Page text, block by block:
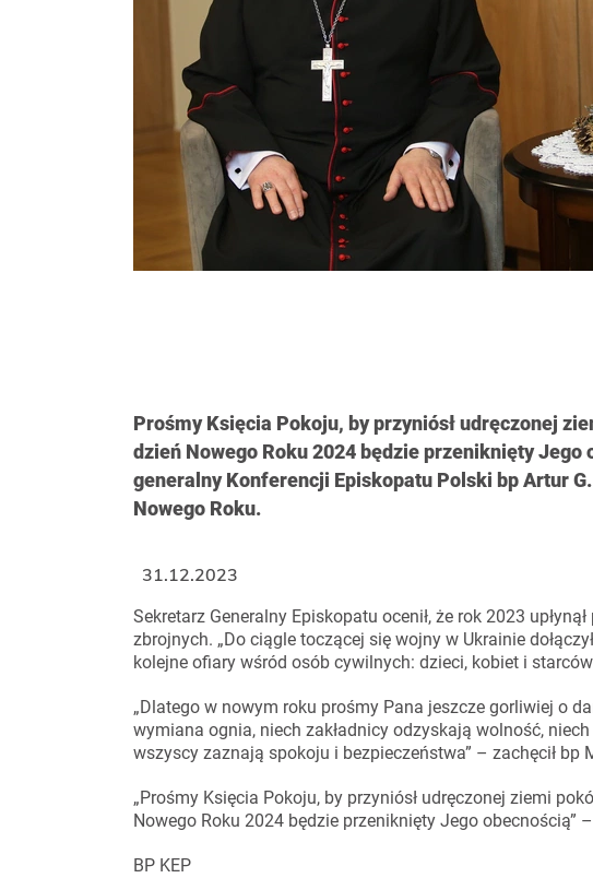
Prośmy Księcia Pokoju, by przyniósł udręczonej
dzień Nowego Roku 2024 będzie przeniknięty Jego
generalny Konferencji Episkopatu Polski bp Artur
Nowego Roku.
Sekretarz Generalny Episkopatu ocenił, że rok 2023
zbrojnych. „Do ciągle toczącej się wojny w Ukrainie
kolejne ofiary wśród osób cywilnych: dzieci, kobiet i
„Dlatego w nowym roku prośmy Pana jeszcze gorliwiej o
wymiana ognia, niech zakładnicy odzyskają wolność,
wszyscy zaznają spokoju i bezpieczeństwa” – zachęcił bp
„Prośmy Księcia Pokoju, by przyniósł udręczonej ziemi
Nowego Roku 2024 będzie przeniknięty Jego obecnością” –
BP KEP
31.12.2023